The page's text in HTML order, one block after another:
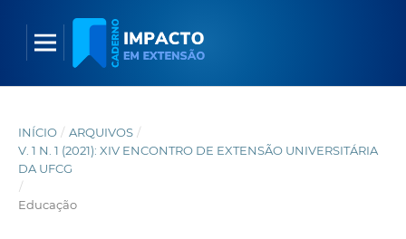
INÍCIO / ARQUIVOS /
V. 1 N. 1 (2021): XIV ENCONTRO DE EXTENSÃO UNIVERSITÁRIA
DA UFCG
/
Educação